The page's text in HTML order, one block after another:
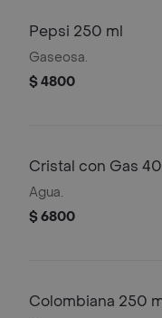
Pepsi 250 ml
Gaseosa.
$ 4800
Cristal con Gas
Agua.
$ 6800
Colombiana 250